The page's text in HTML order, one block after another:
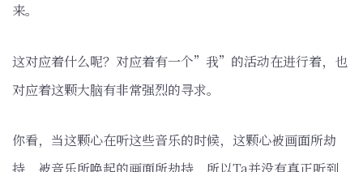
来。
这对应着什么呢？对应着有一个”我”的活动在进行着，也
对应着这颗大脑有非常强烈的寻求。
你看，当这颗心在听这些音乐的时候，这颗心被画面所劫
持，被音乐所唤起的画面所劫持，所以Ta并没有真正听到